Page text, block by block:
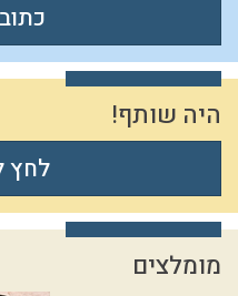
היה שותף!
לחץ
מומלצים